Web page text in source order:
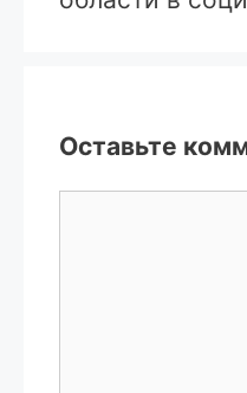
Оставьте